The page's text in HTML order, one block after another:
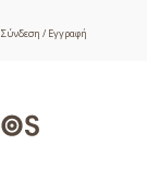
Σύνδεση / Εγγραφή